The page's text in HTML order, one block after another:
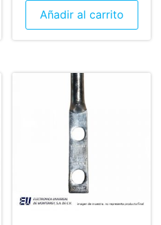
Añadir al carrito